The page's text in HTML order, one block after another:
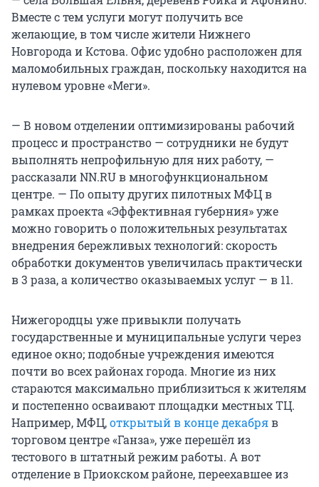
Вместе с тем услуги могут получить все
желающие, в том числе жители Нижнего
Новгорода и Кстова. Офис удобно расположен для
маломобильных граждан, поскольку находится на
нулевом уровне «Меги».
— В новом отделении оптимизированы рабочий
процесс и пространство — сотрудники не будут
выполнять непрофильную для них работу, —
рассказали NN.RU в многофункциональном
центре. — По опыту других пилотных МФЦ в
рамках проекта «Эффективная губерния» уже
можно говорить о положительных результатах
внедрения бережливых технологий: скорость
обработки документов увеличилась практически
в 3 раза, а количество оказываемых услуг — в 11.
Нижегородцы уже привыкли получать
государственные и муниципальные услуги через
единое окно; подобные учреждения имеются
почти во всех районах города. Многие из них
стараются максимально приблизиться к жителям
и постепенно осваивают площадки местных ТЦ.
Например, МФЦ,открытый в конце декабряв
торговом центре «Ганза», уже перешёл из
тестового в штатный режим работы. А вот
отделение в Приокском районе, переехавшее из